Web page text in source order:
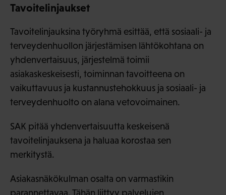
Tavoitelinjaukset
Tavoitelinjauksina työryhmä esittää, että sosiaali- ja
terveydenhuollon järjestämisen lähtökohtana on
yhdenvertaisuus, järjestelmä toimii
asiakaskeskeisesti, toiminnan tavoitteena on
vaikuttavuus ja kustannustehokkuus ja sosiaali- ja
terveydenhuolto on alana vetovoimainen.
SAK pitää yhdenvertaisuutta keskeisenä
tavoitelinjauksena ja haluaa korostaa sen
merkitystä.
Asiakasnäkökulman osalta on varmastikin
parannettavaa. Tähän liittyy palvelujen